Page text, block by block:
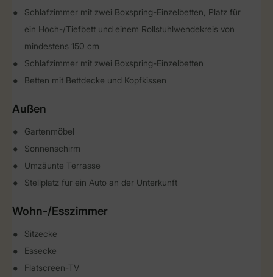
Schlafzimmer mit zwei Boxspring-Einzelbetten, Platz für
ein Hoch-/Tiefbett und einem Rollstuhlwendekreis von
mindestens 150 cm
Schlafzimmer mit zwei Boxspring-Einzelbetten
Betten mit Bettdecke und Kopfkissen
Außen
Gartenmöbel
Sonnenschirm
Umzäunte Terrasse
Stellplatz für ein Auto an der Unterkunft
Wohn-/Esszimmer
Sitzecke
Essecke
Flatscreen-TV